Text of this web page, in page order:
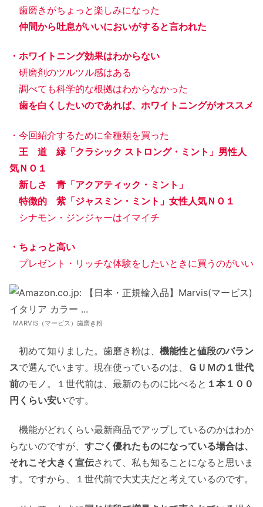
歯磨きがちょっと楽しみになった
仲間から吐息がいいにおいがすると言われた
・ホワイトニング効果はわからない
研磨剤のツルツル感はある
調べても科学的な根拠はわからなかった
歯を白くしたいのであれば、ホワイトニングがオススメ
・今回紹介するために全種類を買った
王 道 緑「クラシック ストロング・ミント」男性人
気ＮＯ１
新しさ 青「アクアティック・ミント」
特徴的 紫「ジャスミン・ミント」女性人気ＮＯ１
シナモン・ジンジャーはイマイチ
・ちょっと高い
プレゼント・リッチな体験をしたいときに買うのがいい
MARVIS（マービス）歯磨き粉
初めて知りました。歯磨き粉は、 機能性と値段のバラン
スで選んでいます。現在使っているのは、
ＧＵＭの１世代
前のモノ。１世代前は、最新のものに比べると １本１００
円くらい安いです。
機能がどれくらい最新商品でアップしているのかはわか
らないのですが、 すごく優れたものになっている場合は、
それこそ大きく宣伝されて、私も知ることになると思いま
す。ですから、１世代前で大丈夫だと考えているのです。